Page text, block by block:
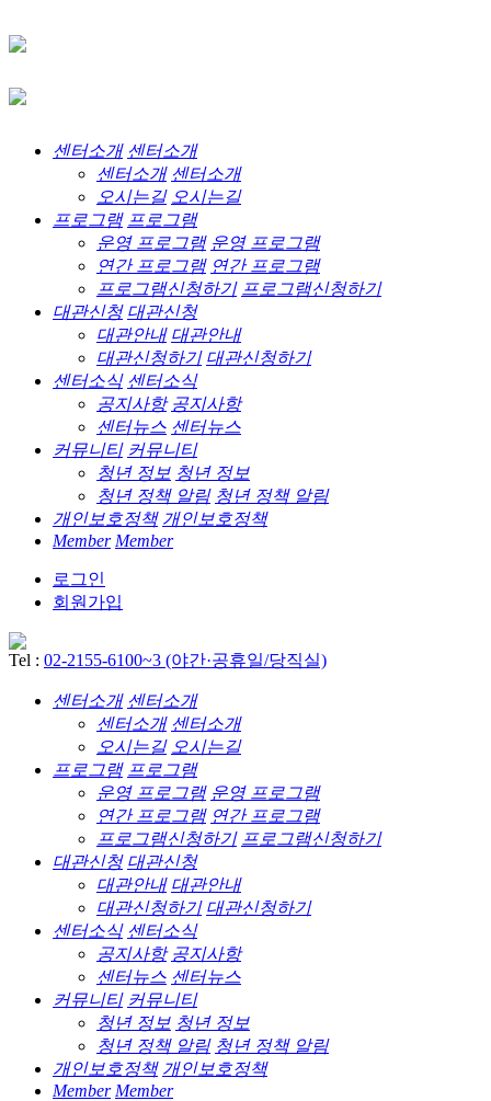
센터소개 센터소개
센터소개 센터소개
오시는길 오시는길
프로그램 프로그램
운영 프로그램 운영 프로그램
연간 프로그램 연간 프로그램
프로그램신청하기 프로그램신청하기
대관신청 대관신청
대관안내 대관안내
대관신청하기 대관신청하기
센터소식 센터소식
공지사항 공지사항
센터뉴스 센터뉴스
커뮤니티 커뮤니티
청년 정보 청년 정보
청년 정책 알림 청년 정책 알림
개인보호정책 개인보호정책
Member Member
로그인
회원가입
Tel : 02-2155-6100~3 (야간·공휴일/당직실)
센터소개 센터소개
센터소개 센터소개
오시는길 오시는길
프로그램 프로그램
운영 프로그램 운영 프로그램
연간 프로그램 연간 프로그램
프로그램신청하기 프로그램신청하기
대관신청 대관신청
대관안내 대관안내
대관신청하기 대관신청하기
센터소식 센터소식
공지사항 공지사항
센터뉴스 센터뉴스
커뮤니티 커뮤니티
청년 정보 청년 정보
청년 정책 알림 청년 정책 알림
개인보호정책 개인보호정책
Member Member